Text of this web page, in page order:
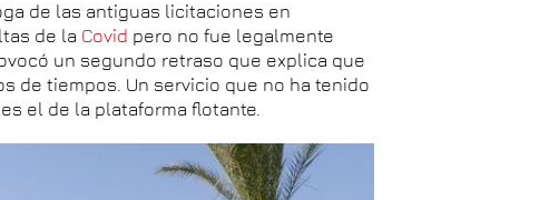
de las antiguas licitaciones en
de la Covid pero no fue legalmente
un segundo retraso que explica que
de tiempos. Un servicio que no ha tenido
el de la plataforma flotante.